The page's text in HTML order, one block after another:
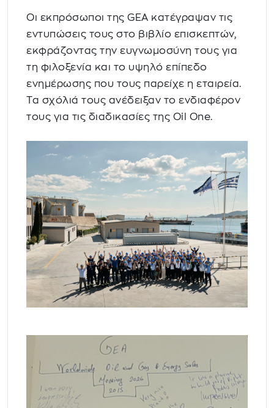
Οι εκπρόσωποι της GEA κατέγραψαν τις
εντυπώσεις τους στο βιβλίο επισκεπτών,
εκφράζοντας την ευγνωμοσύνη τους για
τη φιλοξενία και το υψηλό επίπεδο
ενημέρωσης που τους παρείχε η εταιρεία.
Τα σχόλιά τους ανέδειξαν το ενδιαφέρον
τους για τις διαδικασίες της Oil One.